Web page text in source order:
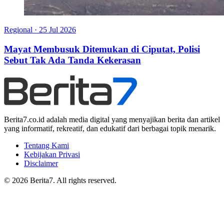
Regional · 25 Jul 2026
Mayat Membusuk Ditemukan di Ciputat, Polisi
Sebut Tak Ada Tanda Kekerasan
Berita7.co.id adalah media digital yang menyajikan berita dan artikel
yang informatif, rekreatif, dan edukatif dari berbagai topik menarik.
Tentang Kami
Kebijakan Privasi
Disclaimer
© 2026 Berita7. All rights reserved.